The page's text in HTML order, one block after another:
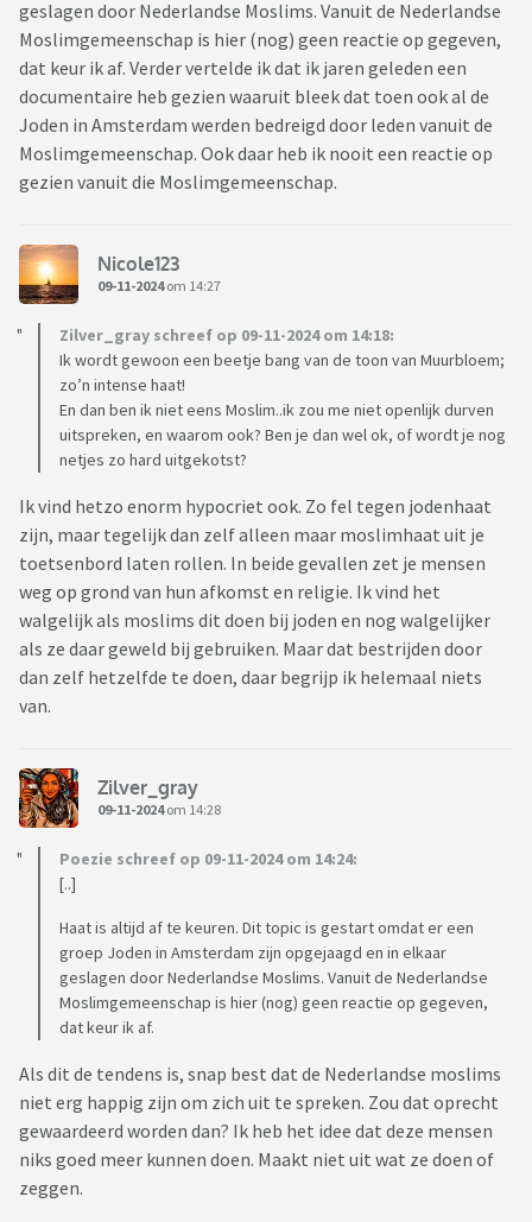
geslagen door Nederlandse Moslims. Vanuit de Nederlandse
Moslimgemeenschap is hier (nog) geen reactie op gegeven,
dat keur ik af. Verder vertelde ik dat ik jaren geleden een
documentaire heb gezien waaruit bleek dat toen ook al de
Joden in Amsterdam werden bedreigd door leden vanuit de
Moslimgemeenschap. Ook daar heb ik nooit een reactie op
gezien vanuit die Moslimgemeenschap.
Nicole123
09-11-2024om 14:27
Zilver_gray schreef op 09-11-2024 om 14:18:
Ik wordt gewoon een beetje bang van de toon van Muurbloem;
zo’n intense haat!
En dan ben ik niet eens Moslim..ik zou me niet openlijk durven
uitspreken, en waarom ook? Ben je dan wel ok, of wordt je nog
netjes zo hard uitgekotst?
Ik vind hetzo enorm hypocriet ook. Zo fel tegen jodenhaat
zijn, maar tegelijk dan zelf alleen maar moslimhaat uit je
toetsenbord laten rollen. In beide gevallen zet je mensen
weg op grond van hun afkomst en religie. Ik vind het
walgelijk als moslims dit doen bij joden en nog walgelijker
als ze daar geweld bij gebruiken. Maar dat bestrijden door
dan zelf hetzelfde te doen, daar begrijp ik helemaal niets
van.
Zilver_gray
09-11-2024om 14:28
Poezie schreef op 09-11-2024 om 14:24:
[..]
Haat is altijd af te keuren. Dit topic is gestart omdat er een
groep Joden in Amsterdam zijn opgejaagd en in elkaar
geslagen door Nederlandse Moslims. Vanuit de Nederlandse
Moslimgemeenschap is hier (nog) geen reactie op gegeven,
dat keur ik af.
Als dit de tendens is, snap best dat de Nederlandse moslims
niet erg happig zijn om zich uit te spreken. Zou dat oprecht
gewaardeerd worden dan? Ik heb het idee dat deze mensen
niks goed meer kunnen doen. Maakt niet uit wat ze doen of
zeggen.